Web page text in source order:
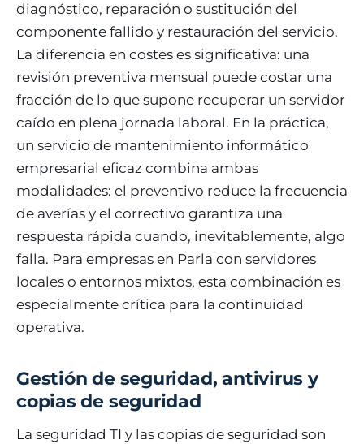
diagnóstico, reparación o sustitución del
componente fallido y restauración del servicio.
La diferencia en costes es significativa: una
revisión preventiva mensual puede costar una
fracción de lo que supone recuperar un servidor
caído en plena jornada laboral. En la práctica,
un servicio de mantenimiento informático
empresarial eficaz combina ambas
modalidades: el preventivo reduce la frecuencia
de averías y el correctivo garantiza una
respuesta rápida cuando, inevitablemente, algo
falla. Para empresas en Parla con servidores
locales o entornos mixtos, esta combinación es
especialmente crítica para la continuidad
operativa.
Gestión de seguridad, antivirus y
copias de seguridad
La seguridad TI y las copias de seguridad son